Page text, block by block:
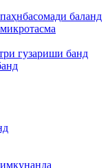
баланд
гузариши банд